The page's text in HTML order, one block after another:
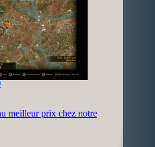
meilleur prix chez notre